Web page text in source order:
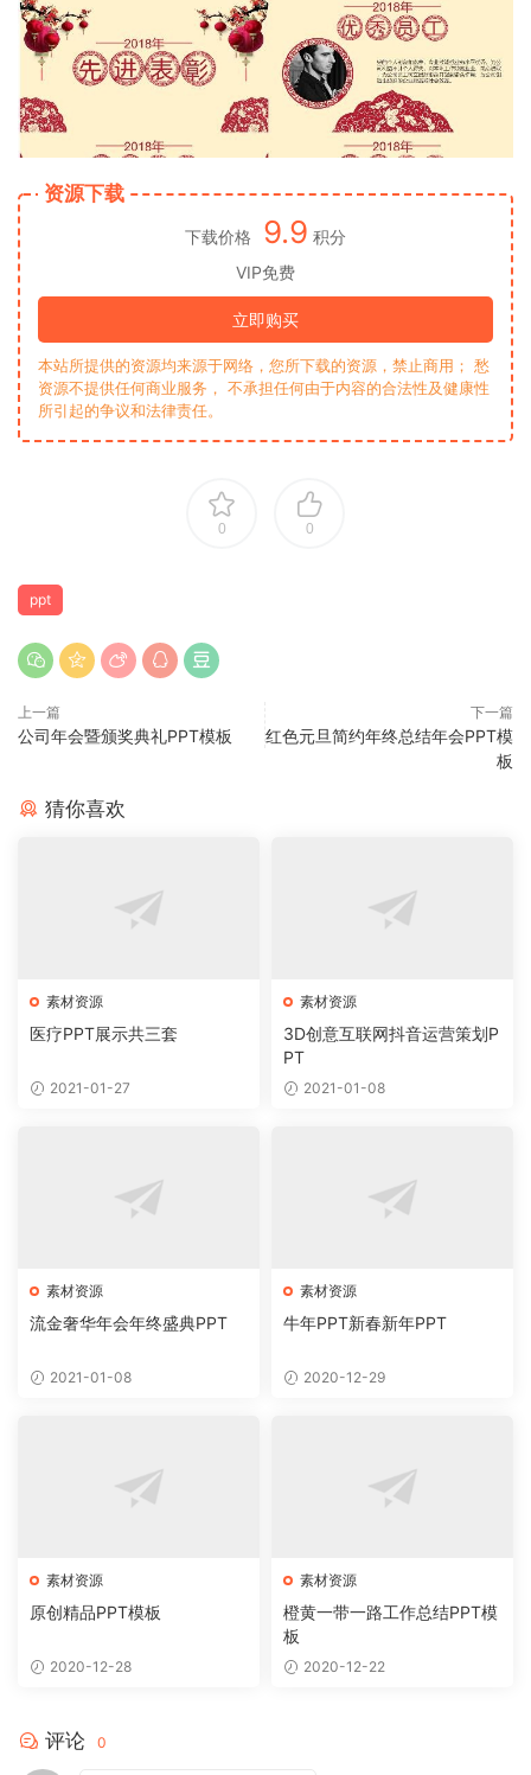
资源下载
下载价格 9.9 积分
VIP免费
立即购买
本站所提供的资源均来源于网络，您所下载的资源，禁止商用； 愁
资源不提供任何商业服务， 不承担任何由于内容的合法性及健康性
所引起的争议和法律责任。
0 0
ppt
上一篇
公司年会暨颁奖典礼PPT模板
下一篇
红色元旦简约年终总结年会PPT模
板
猜你喜欢
素材资源
医疗PPT展示共三套
2021-01-27
素材资源
3D创意互联网抖音运营策划P
PT
2021-01-08
素材资源
流金奢华年会年终盛典PPT
2021-01-08
素材资源
牛年PPT新春新年PPT
2020-12-29
素材资源
原创精品PPT模板
2020-12-28
素材资源
橙黄一带一路工作总结PPT模
板
2020-12-22
评论 0